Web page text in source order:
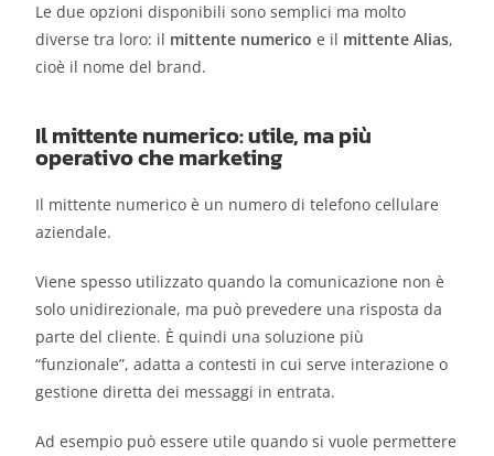
Le due opzioni disponibili sono semplici ma molto
diverse tra loro: il mittente numerico e il mittente Alias,
cioè il nome del brand.
Il mittente numerico: utile, ma più
operativo che marketing
Il mittente numerico è un numero di telefono cellulare
aziendale.
Viene spesso utilizzato quando la comunicazione non è
solo unidirezionale, ma può prevedere una risposta da
parte del cliente. È quindi una soluzione più
“funzionale”, adatta a contesti in cui serve interazione o
gestione diretta dei messaggi in entrata.
Ad esempio può essere utile quando si vuole permettere